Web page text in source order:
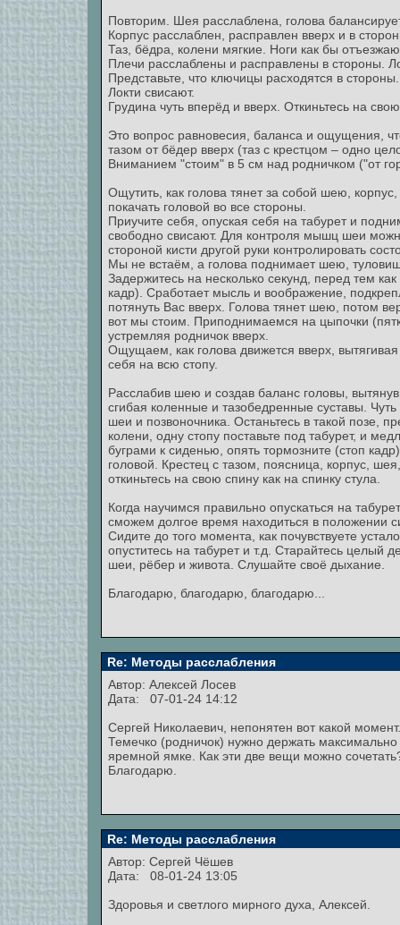
Повторим. Шея расслаблена, голова
Корпус расслаблен, расправлен вверх и в
Таз, бёдра, колени мягкие. Ноги как бы
Плечи расслаблены и расправлены в стороны.
Представьте, что ключицы расходятся в стороны.
Локти свисают.
Грудина чуть вперёд и вверх. Откиньтесь на
Это вопрос равновесия, баланса и ощущения,
тазом от бёдер вверх (таз с крестцом – одно
Вниманием "стоим" в 5 см над родничком ("от
Ощутить, как голова тянет за собой шею,
покачать головой во все стороны.
Приучите себя, опуская себя на табурет и
свободно свисают. Для контроля мышц шеи
стороной кисти другой руки контролировать
Мы не встаём, а голова поднимает шею,
Задержитесь на несколько секунд, перед тем
кадр). Сработает мысль и воображение,
потянуть Вас вверх. Голова тянет шею, потом
вот мы стоим. Приподнимаемся на цыпочки
устремляя родничок вверх.
Ощущаем, как голова движется вверх,
себя на всю стопу.
Расслабив шею и создав баланс головы,
сгибая коленные и тазобедренные суставы.
шеи и позвоночника. Останьтесь в такой позе,
колени, одну стопу поставьте под табурет, и
буграми к сиденью, опять тормозните (стоп
головой. Крестец с тазом, поясница, корпус,
откиньтесь на свою спину как на спинку стула.
Когда научимся правильно опускаться на
сможем долгое время находиться в положении
Сидите до того момента, как почувствуете
опуститесь на табурет и т.д. Старайтесь целый
шеи, рёбер и живота. Слушайте своё дыхание.
Благодарю, благодарю, благодарю...
Re: Методы расслабления
Автор: Алексей Лосев
Дата: 07-01-24 14:12
Сергей Николаевич, непонятен вот какой момент.
Темечко (родничок) нужно держать
яремной ямке. Как эти две вещи можно
Благодарю.
Re: Методы расслабления
Автор: Сергей Чёшев
Дата: 08-01-24 13:05
Здоровья и светлого мирного духа, Алексей.